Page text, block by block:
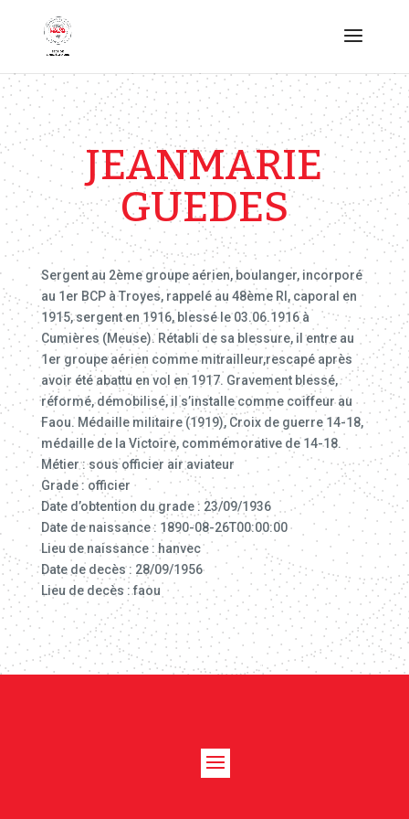
JEANMARIE
GUEDES
Sergent au 2ème groupe aérien, boulanger, incorporé
au 1er BCP à Troyes, rappelé au 48ème RI, caporal en
1915, sergent en 1916, blessé le 03.06.1916 à
Cumières (Meuse). Rétabli de sa blessure, il entre au
1er groupe aérien comme mitrailleur,rescapé après
avoir été abattu en vol en 1917. Gravement blessé,
réformé, démobilisé, il s’installe comme coiffeur au
Faou. Médaille militaire (1919), Croix de guerre 14-18,
médaille de la Victoire, commémorative de 14-18.
Métier : sous officier air aviateur
Grade : officier
Date d’obtention du grade : 23/09/1936
Date de naissance : 1890-08-26T00:00:00
Lieu de naissance : hanvec
Date de decès : 28/09/1956
Lieu de decès : faou